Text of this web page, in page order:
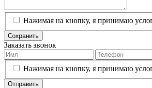
Нажимая на кнопку, я принимаю
Сохранить
Заказать звонок
Нажимая на кнопку, я принимаю
Отправить